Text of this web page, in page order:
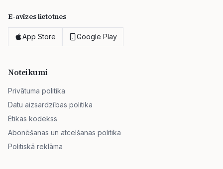
E-avīzes lietotnes
App Store Google Play
Noteikumi
Privātuma politika
Datu aizsardzības politika
Ētikas kodekss
Abonēšanas un atcelšanas politika
Politiskā reklāma